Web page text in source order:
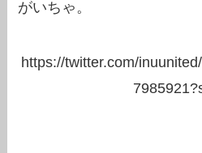
がいちゃ。
https://twitter.com/